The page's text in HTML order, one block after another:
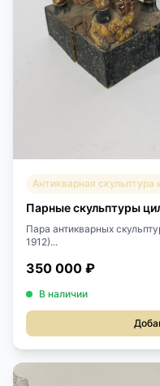
Антикварная
Парные скульптуры
Пара антикварных
1912)...
350 000 ₽
В наличии